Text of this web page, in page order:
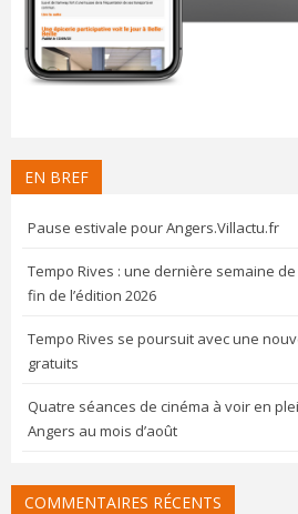
EN BREF
Pause estivale pour Angers.Villactu.fr
Tempo Rives : une dernière semaine
fin de l’édition 2026
Tempo Rives se poursuit avec une
gratuits
Quatre séances de cinéma à voir en
Angers au mois d’août
COMMENTAIRES RÉCENTS